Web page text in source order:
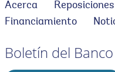
Acerca Reposiciones
Financiamiento
Boletín del